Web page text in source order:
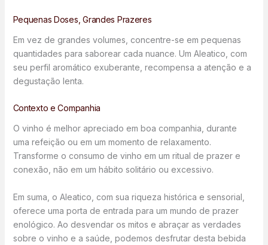
Pequenas Doses, Grandes Prazeres
Em vez de grandes volumes, concentre-se em pequenas
quantidades para saborear cada nuance. Um Aleatico, com
seu perfil aromático exuberante, recompensa a atenção e a
degustação lenta.
Contexto e Companhia
O vinho é melhor apreciado em boa companhia, durante
uma refeição ou em um momento de relaxamento.
Transforme o consumo de vinho em um ritual de prazer e
conexão, não em um hábito solitário ou excessivo.
Em suma, o Aleatico, com sua riqueza histórica e sensorial,
oferece uma porta de entrada para um mundo de prazer
enológico. Ao desvendar os mitos e abraçar as verdades
sobre o vinho e a saúde, podemos desfrutar desta bebida